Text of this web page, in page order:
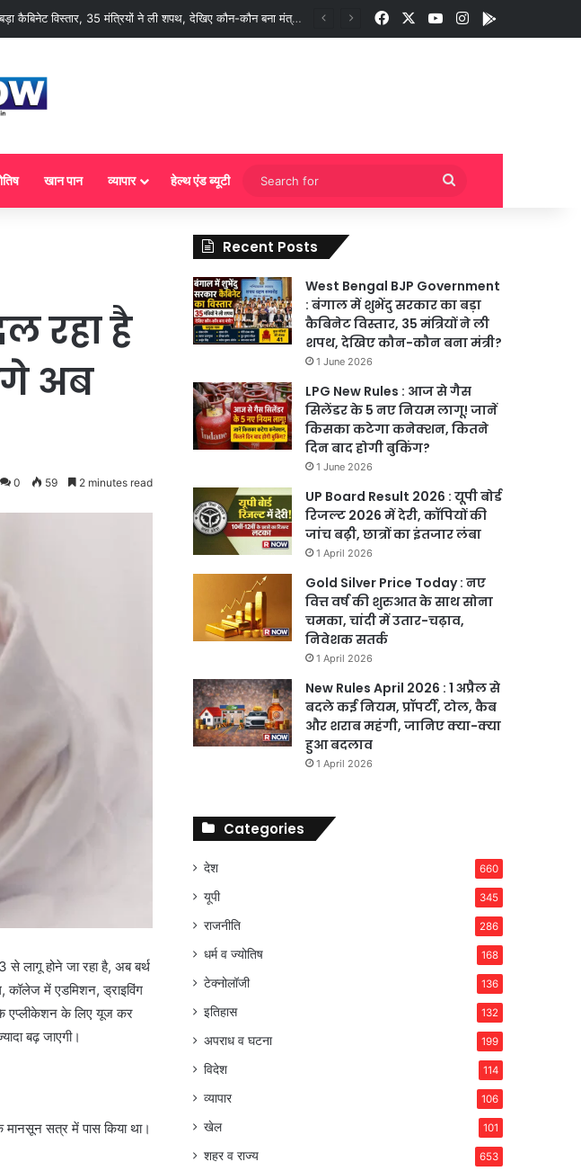
कटेगा कनेक्शन, कितने दिन बाद होगी बुकिंग? FacebookYouTubeInstagram
खान पान व्यापार हेल्थ एंड ब्यूटी
Search
for
रहा है
अब
0 59 2 minutes read
होने जा रहा है, अब बर्थ
कॉलेज में एडमिशन, ड्राइविंग
के एप्लीकेशन के लिए यूज कर
बढ़ जाएगी।
सत्र में पास किया था।
Recent Posts
West Bengal BJP Government
: बंगाल में शुभेंदु सरकार का बड़ा
कैबिनेट विस्तार, 35 मंत्रियों ने ली
शपथ, देखिए कौन-कौन बना मंत्री?
1 June 2026
LPG New Rules : आज से गैस
सिलेंडर के 5 नए नियम लागू! जानें
किसका कटेगा कनेक्शन, कितने
दिन बाद होगी बुकिंग?
1 June 2026
UP Board Result 2026 : यूपी बोर्ड
रिजल्ट 2026 में देरी, कॉपियों की
जांच बढ़ी, छात्रों का इंतजार लंबा
1 April 2026
Gold Silver Price Today : नए
वित्त वर्ष की शुरुआत के साथ सोना
चमका, चांदी में उतार-चढ़ाव,
निवेशक सतर्क
1 April 2026
New Rules April 2026 : 1 अप्रैल से
बदले कई नियम, प्रॉपर्टी, टोल, कैब
और शराब महंगी, जानिए क्या-क्या
हुआ बदलाव
1 April 2026
Categories
देश 660
यूपी 345
राजनीति 286
धर्म व ज्योतिष 168
टेक्नोलॉजी 136
इतिहास 132
अपराध व घटना 199
विदेश 114
व्यापार 106
खेल 101
शहर व राज्य 653